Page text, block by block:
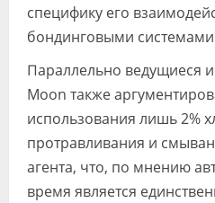
специфику его
бондинговыми
Параллельно ведущиеся
Moon также
использования лишь 2%
протравливания и
агента, что, по мнению
время является